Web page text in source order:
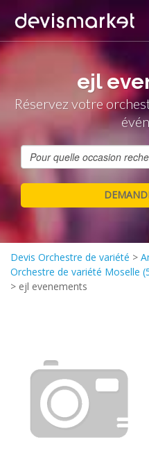
ejl
Réservez votre
Devis Orchestre de variété >
Orchestre de variété Moselle
> ejl evenements